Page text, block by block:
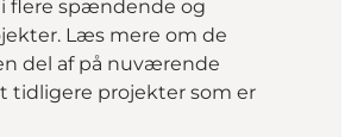
flere spændende og
Læs mere om de
del af på nuværende
tidligere projekter som er